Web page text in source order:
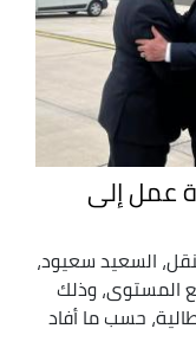
عمل إلى
السعيد سعيود،
المستوى، وذلك
حسب ما أفاد